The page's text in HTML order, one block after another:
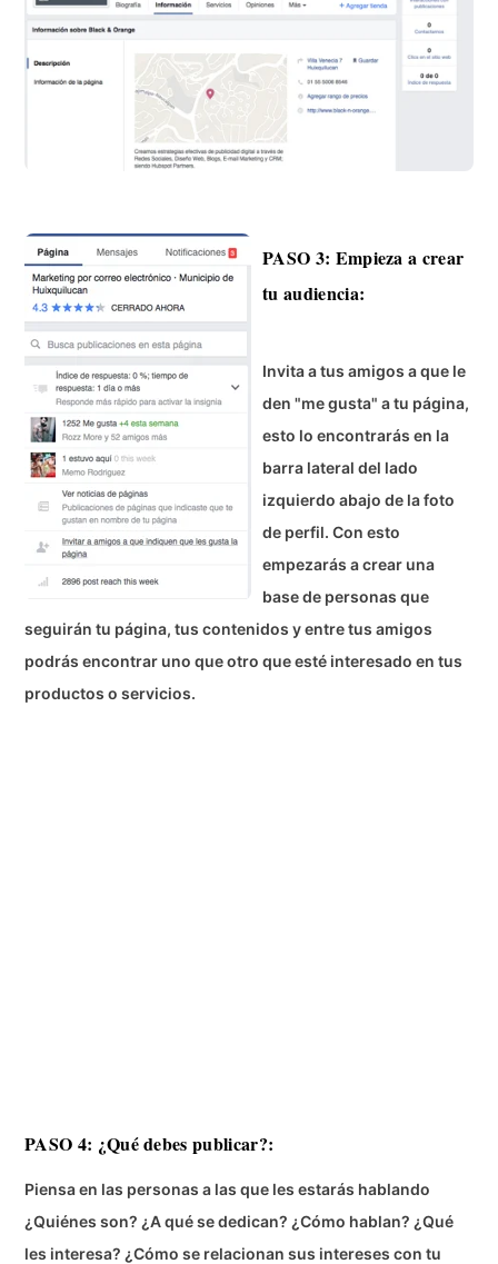
PASO 3: Empieza a crear
tu audiencia:
Invita a tus amigos a que le
den "me gusta" a tu página,
esto lo encontrarás en la
barra lateral del lado
izquierdo abajo de la foto
de perfil. Con esto
empezarás a crear una
base de personas que
seguirán tu página, tus contenidos y entre tus amigos
podrás encontrar uno que otro que esté interesado en tus
productos o servicios.
PASO 4: ¿Qué debes publicar?:
Piensa en las personas a las que les estarás hablando
¿Quiénes son? ¿A qué se dedican? ¿Cómo hablan? ¿Qué
les interesa? ¿Cómo se relacionan sus intereses con tu